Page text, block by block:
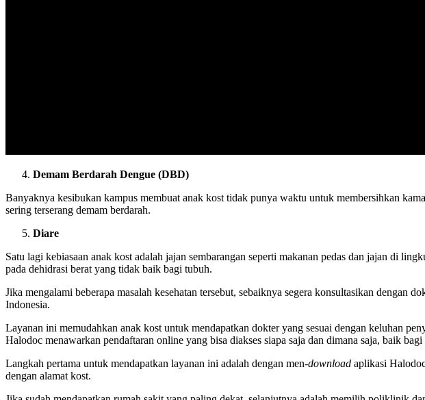
Demam Berdarah Dengue (DBD)
Banyaknya kesibukan kampus membuat anak kost tidak punya waktu untuk membersihkan
sering terserang demam berdarah.
Diare
Satu lagi kebiasaan anak kost adalah jajan sembarangan seperti makanan pedas dan jajan di
pada dehidrasi berat yang tidak baik bagi tubuh.
Jika mengalami beberapa masalah kesehatan tersebut, sebaiknya segera konsultasikan dengan
Indonesia.
Layanan ini memudahkan anak kost untuk mendapatkan dokter yang sesuai dengan keluhan
Halodoc menawarkan pendaftaran online yang bisa diakses siapa saja dan dimana saja, baik
Langkah pertama untuk mendapatkan layanan ini adalah dengan men-download aplikasi
dengan alamat kost.